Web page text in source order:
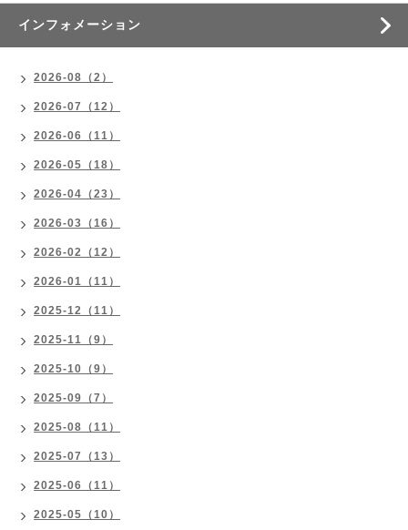
インフォメーション
2026-08（2）
2026-07（12）
2026-06（11）
2026-05（18）
2026-04（23）
2026-03（16）
2026-02（12）
2026-01（11）
2025-12（11）
2025-11（9）
2025-10（9）
2025-09（7）
2025-08（11）
2025-07（13）
2025-06（11）
2025-05（10）